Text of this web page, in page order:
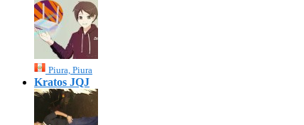
Piura, Piura
Kratos JQJ